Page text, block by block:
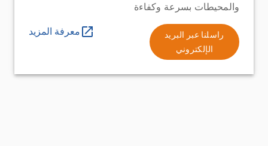
والمحيطات بسرعة وكفاءة
راسلنا عبر البريد
الإلكتروني
معرفة المزيد